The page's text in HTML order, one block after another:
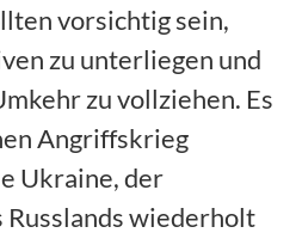
vorsichtig sein,
zu unterliegen und
zu vollziehen. Es
Angriffskrieg
Ukraine, der
Russlands wiederholt